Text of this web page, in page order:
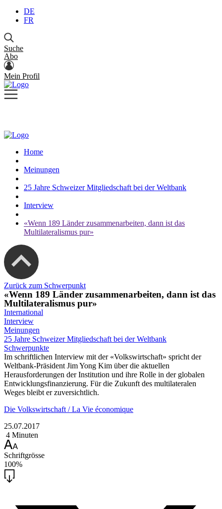
DE
FR
Suche
Abo
Mein Profil
Home
Meinungen
25 Jahre Schweizer Mitgliedschaft bei der Weltbank
Interview
«Wenn 189 Länder zusammenarbeiten, dann ist das
Multilateralismus pur»
Zurück zum Schwerpunkt
«Wenn 189 Länder zusammenarbeiten, dann ist das
Multilateralismus pur»
International
Interview
Meinungen
25 Jahre Schweizer Mitgliedschaft bei der Weltbank
Schwerpunkte
Im schriftlichen Interview mit der «Volkswirtschaft» spricht der
Weltbank-Präsident Jim Yong Kim über die aktuellen
Herausforderungen der Institution und ihre Rolle in der globalen
Entwicklungsfinanzierung. Für die Zukunft des multilateralen
Weges bleibt er zuversichtlich.
Die Volkswirtschaft / La Vie économique
25.07.2017
4 Minuten
Schriftgrösse
100%